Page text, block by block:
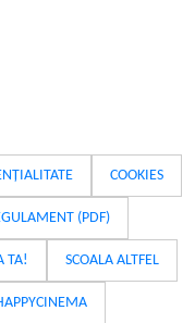
COOKIES
(PDF)
TA! SCOALA ALTFEL